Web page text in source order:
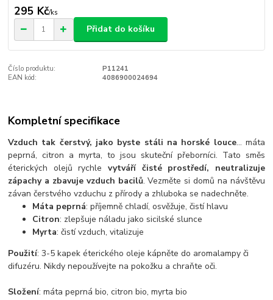
295 Kč/ks
Přidat do košíku
Číslo produktu:
P11241
EAN kód:
4086900024694
Kompletní specifikace
Vzduch tak čerstvý, jako byste stáli na horské louce... máta
peprná, citron a myrta, to jsou skuteční přeborníci. Tato směs
éterických olejů rychle vytváří čisté prostředí, neutralizuje
zápachy a zbavuje vzduch bacilů. Vezměte si domů na návštěvu
závan čerstvého vzduchu z přírody a zhluboka se nadechněte.
Máta peprná: příjemně chladí, osvěžuje, čistí hlavu
Citron: zlepšuje náladu jako sicilské slunce
Myrta: čistí vzduch, vitalizuje
Použití: 3-5 kapek éterického oleje kápněte do aromalampy či
difuzéru. Nikdy nepoužívejte na pokožku a chraňte oči.
Složení: máta peprná bio, citron bio, myrta bio